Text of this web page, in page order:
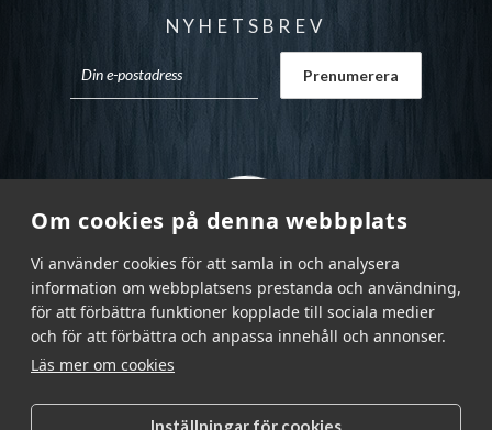
Om cookies på denna webbplats
Vi använder cookies för att samla in och analysera
information om webbplatsens prestanda och användning,
för att förbättra funktioner kopplade till sociala medier
och för att förbättra och anpassa innehåll och annonser.
Läs mer om cookies
Inställningar för cookies
NYHETSBREV